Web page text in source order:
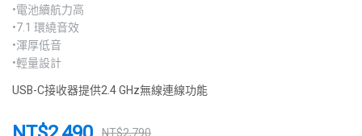
•電池續航力高
•7.1 環繞音效
•渾厚低音
•輕量設計
USB-C接收器提供2.4 GHz無線連線功能